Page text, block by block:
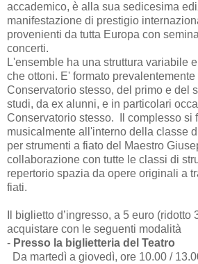
accademico, è alla sua sedicesima
manifestazione di prestigio
provenienti da tutta Europa con
concerti.
L'ensemble ha una struttura variabile
che ottoni. E' formato prevalentemente
Conservatorio stesso, del primo e del
studi, da ex alunni, e in particolari
Conservatorio stesso. Il complesso si
musicalmente all'interno della classe
per strumenti a fiato del Maestro
collaborazione con tutte le classi di
repertorio spazia da opere originali a
fiati.
Il biglietto d’ingresso, a 5 euro (ridotto
acquistare con le seguenti modalità
- Presso la biglietteria del Teatro
Da martedì a giovedì, ore 10.00 /